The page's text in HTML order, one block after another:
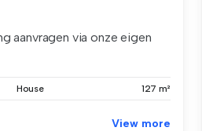
aanvragen via onze eigen
House 127 m²
View more